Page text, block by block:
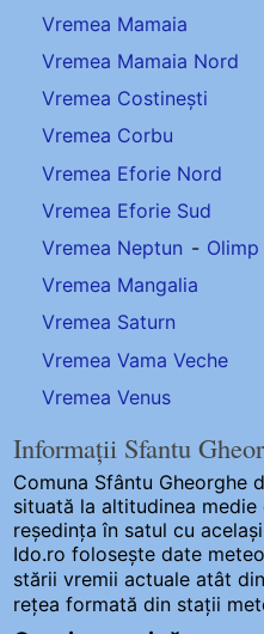
Vremea Mamaia
Vremea Mamaia Nord
Vremea Costinești
Vremea Corbu
Vremea Eforie Nord
Vremea Eforie Sud
Vremea Neptun - Olimp
Vremea Mangalia
Vremea Saturn
Vremea Vama Veche
Vremea Venus
Informații Sfantu
Comuna Sfântu Gheorghe
situată la altitudinea
reședința în satul cu
Ido.ro folosește date
stării vremii actuale atât
rețea formată din stații